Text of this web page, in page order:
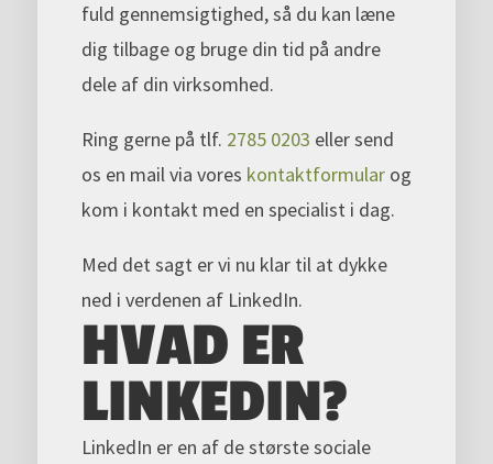
fuld gennemsigtighed, så du kan læne
dig tilbage og bruge din tid på andre
dele af din virksomhed.
Ring gerne på tlf. 2785 0203 eller send
os en mail via vores kontaktformularog
kom i kontakt med en specialist i dag.
Med det sagt er vi nu klar til at dykke
ned i verdenen af LinkedIn.
HVAD ER
LINKEDIN?
LinkedIn er en af ​​de største sociale